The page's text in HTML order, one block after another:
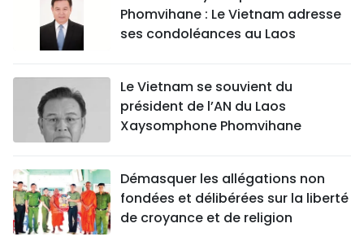
Phomvihane : Le Vietnam adresse
ses condoléances au Laos
Le Vietnam se souvient du
président de l’AN du Laos
Xaysomphone Phomvihane
Démasquer les allégations non
fondées et délibérées sur la liberté
de croyance et de religion